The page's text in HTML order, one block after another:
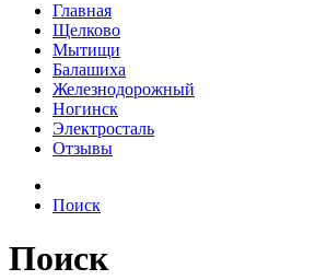
Главная
Щелково
Мытищи
Балашиха
Железнодорожный
Ногинск
Электросталь
Отзывы
Поиск
Поиск